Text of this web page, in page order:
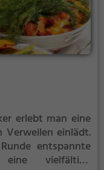
erlebt man eine
Verweilen einlädt.
entspannte
vielfältige